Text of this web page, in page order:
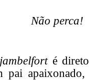
Não perca!
jambelforté
pai